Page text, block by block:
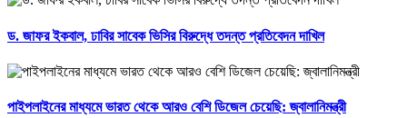
ড. জাফর ইকবাল, ঢাবির সাবেক ভিসির বিরুদ্ধে তদন্ত প্রতিবেদন দাখিল
পাইপলাইনের মাধ্যমে ভারত থেকে আরও বেশি ডিজেল চেয়েছি: জ্বালানিমন্ত্রী